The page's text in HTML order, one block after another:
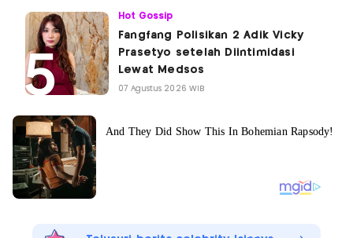
Hot Gossip
Fangfang Polisikan 2 Adik Vicky
Prasetyo setelah Diintimidasi
Lewat Medsos
07 Agustus 2026 WIB